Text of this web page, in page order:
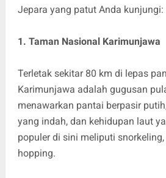
Jepara yang patut Anda kunjungi:
1. Taman Nasional Karimunjawa
Terletak sekitar 80 km di lepas
Karimunjawa adalah gugusan
menawarkan pantai berpasir
yang indah, dan kehidupan laut
populer di sini meliputi
hopping.